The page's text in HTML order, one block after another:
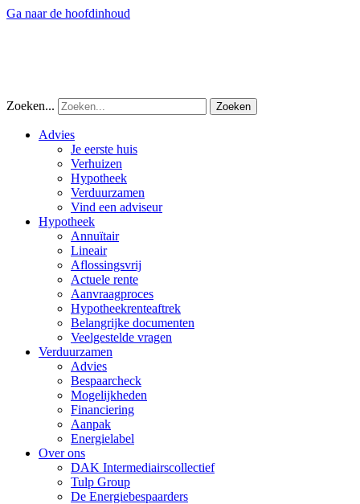
Ga naar de hoofdinhoud
Zoeken...
Advies
Je eerste huis
Verhuizen
Hypotheek
Verduurzamen
Vind een adviseur
Hypotheek
Annuïtair
Lineair
Aflossingsvrij
Actuele rente
Aanvraagproces
Hypotheekrenteaftrek
Belangrijke documenten
Veelgestelde vragen
Verduurzamen
Advies
Bespaarcheck
Mogelijkheden
Financiering
Aanpak
Energielabel
Over ons
DAK Intermediairscollectief
Tulp Group
De Energiebespaarders